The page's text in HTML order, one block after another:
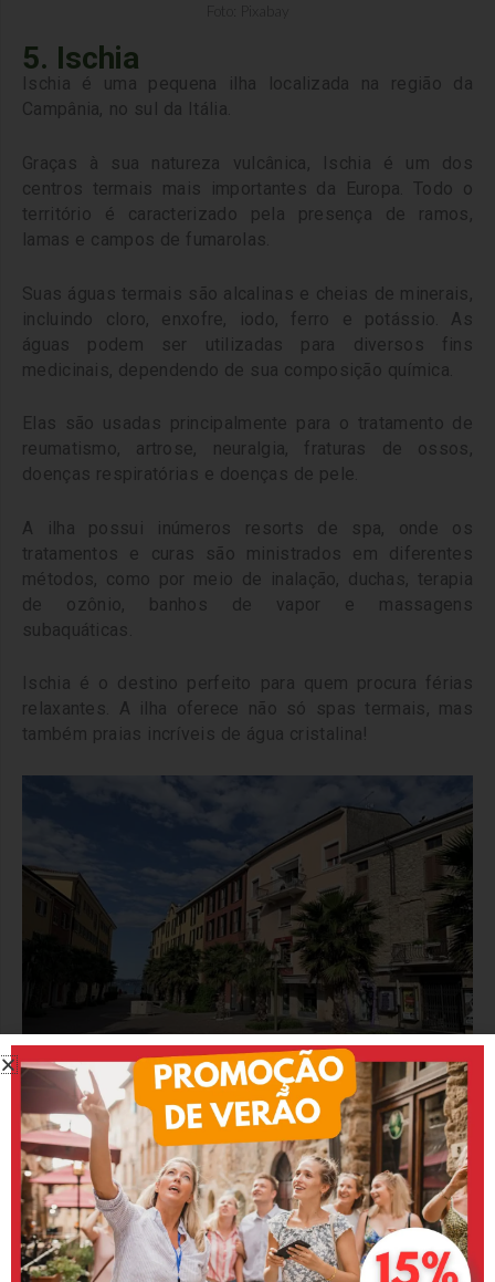
5. Ischia
Ischia é uma pequena ilha localizada na região da
Campânia, no sul da Itália.
Graças à sua natureza vulcânica, Ischia é um dos
centros termais mais importantes da Europa. Todo o
território é caracterizado pela presença de ramos,
lamas e campos de fumarolas.
Suas águas termais são alcalinas e cheias de minerais,
incluindo cloro, enxofre, iodo, ferro e potássio. As
águas podem ser utilizadas para diversos fins
medicinais, dependendo de sua composição química.
Elas são usadas ​​principalmente para o tratamento de
reumatismo, artrose, neuralgia, fraturas de ossos,
doenças respiratórias e doenças de pele.
A ilha possui inúmeros resorts de spa, onde os
tratamentos e curas são ministrados em diferentes
métodos, como por meio de inalação, duchas, terapia
de ozônio, banhos de vapor e massagens
subaquáticas.
Ischia é o destino perfeito para quem procura férias
relaxantes. A ilha oferece não só spas termais, mas
também praias incríveis de água cristalina!
6. Sirmione
Sirmione não é famosa apenas por seus banhos
termais, mas acima de tudo pela beleza da vila
medieval adjacente. A cidade fica localizada no Lago
de Garda e suas nascentes subterrâneas alimentam os